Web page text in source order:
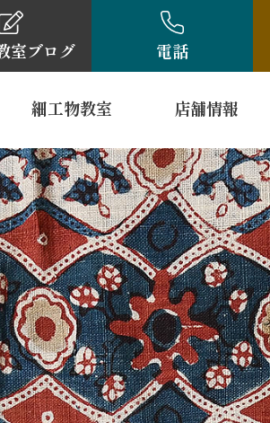
室ブログ 電話
品買取依頼の方（電話受付のみ）
0120-410-314
11:00～16:00
水曜日・木曜日
江戸縮緬
細工物教室
工物教室
工物教室ブログ
店舗情報
店舗情報
古布・骨董ブログ